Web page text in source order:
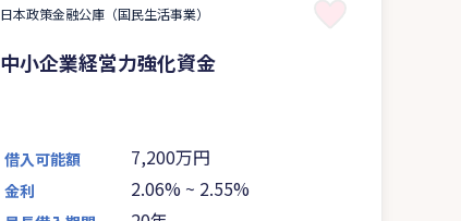
日本政策金融公庫（国民生活事業）
中小企業経営力強化資金
借入可能額 7,200万円
金利 2.06% ~ 2.55%